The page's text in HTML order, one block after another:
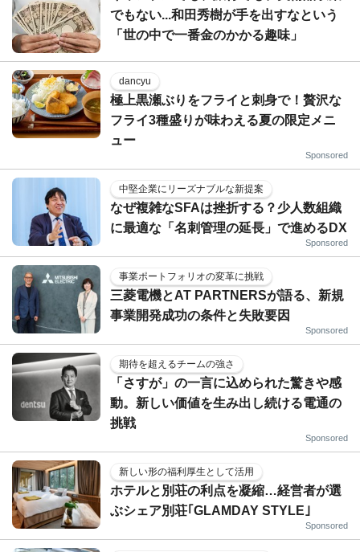
でもない...和田秀樹が手を出すなという
「世の中で一番金のかかる趣味」
dancyu
極上黒瀬ぶりをフライと刺身で！贅沢な
フライ3種盛りが味わえる夏の限定メニ
ュー
Sponsored
中堅企業にリーズナブルな新提案
なぜ複雑なSFAは挫折する？少人数組織
に最適な「名刺管理の延長」で進めるDX
Sponsored
事業ポートフォリオの変革に挑戦
三菱電機とAT PARTNERSが語る、新規
事業開発成功の条件と失敗要因
Sponsored
期待を超えるチームの強さ
「さすが」の一言に込められた驚きや感
動。新しい価値を生み出し続ける電通の
挑戦
Sponsored
新しい形の福利厚生として活用
ホテルと別荘の利点を凝縮…経営者が選
ぶシェア別荘｢GLAMDAY STYLE｣
Sponsored